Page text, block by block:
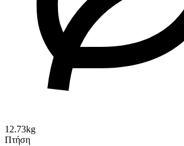
12.73kg
Πτήση